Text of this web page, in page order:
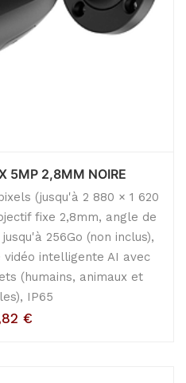
5MP 2,8MM NOIRE
(jusqu'à 2 880 × 1 620
fixe 2,8mm, angle de
256Go (non inclus),
intelligente AI avec
(humains, animaux et
IP65
€